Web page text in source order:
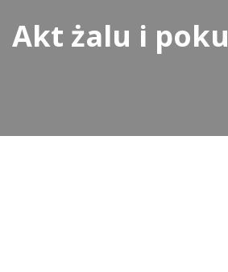
Akt żalu i